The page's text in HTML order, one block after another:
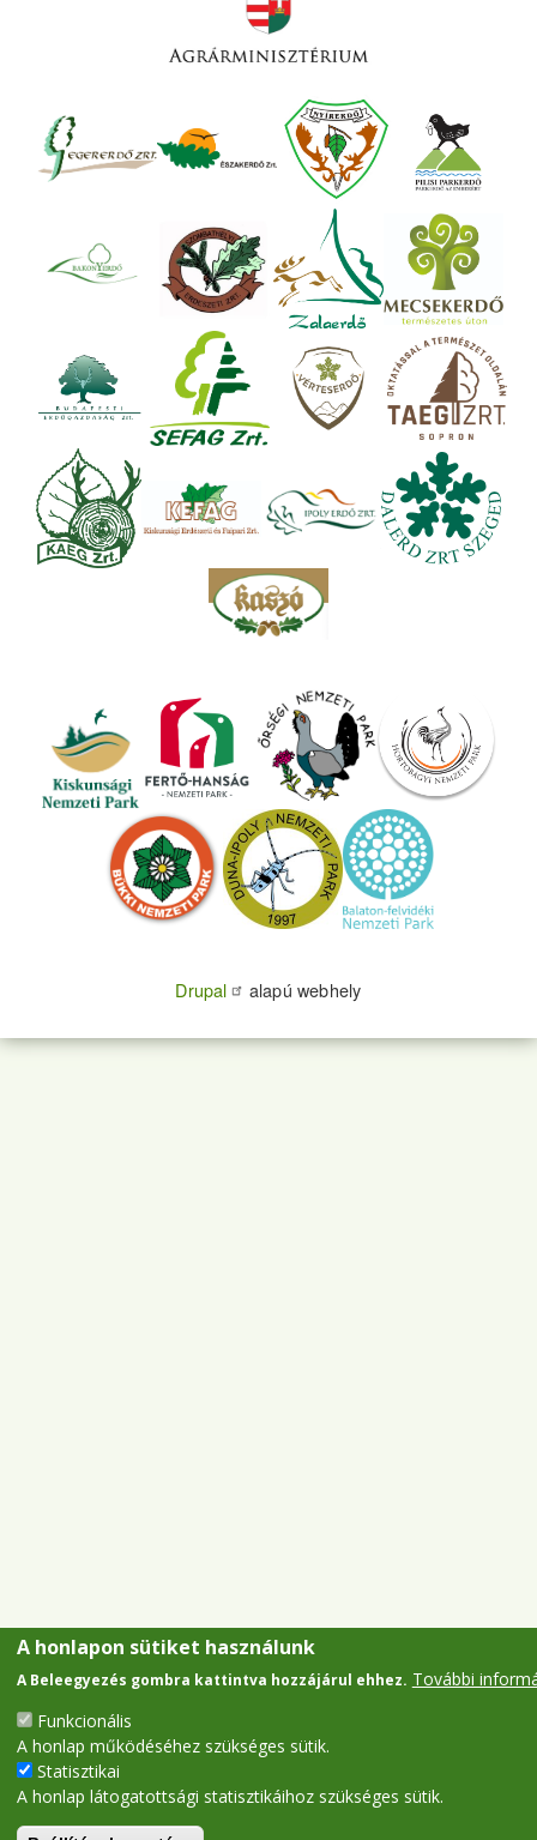
Drupal alapú webhely
A honlapon sütiket használunk
A Beleegyezés gombra kattintva hozzájárul ehhez. További
Funkcionális
A honlap működéséhez szükséges sütik.
Statisztikai
A honlap látogatottsági statisztikáihoz szükséges sütik.